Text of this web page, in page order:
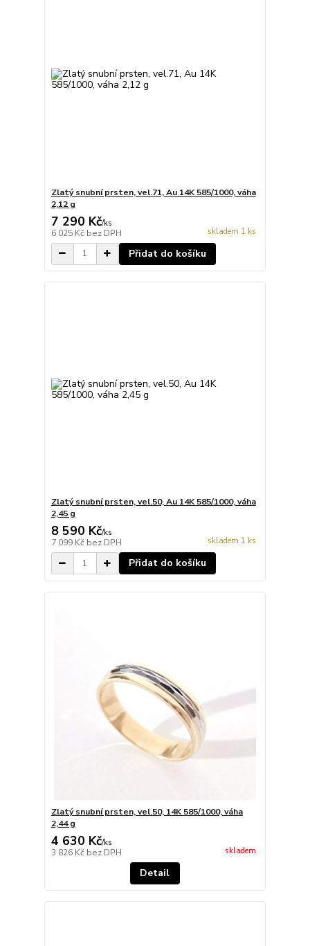
Zlatý snubní prsten, vel.71, Au 14K 585/1000, váha
2,12 g
7 290 Kč/ks
6 025 Kč bez DPH skladem 1 ks
Přidat do košíku
Zlatý snubní prsten, vel.50, Au 14K 585/1000, váha
2,45 g
8 590 Kč/ks
7 099 Kč bez DPH skladem 1 ks
Přidat do košíku
Zlatý snubní prsten, vel.50, 14K 585/1000, váha
2,44 g
4 630 Kč/ks
3 826 Kč bez DPH skladem
Detail